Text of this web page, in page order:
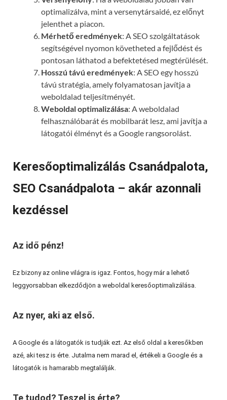
optimalizálva, mint a versenytársaidé, ez előnyt
jelenthet a piacon.
Mérhető eredmények: A SEO szolgáltatások
segítségével nyomon követheted a fejlődést és
pontosan láthatod a befektetésed megtérülését.
Hosszú távú eredmények: A SEO egy hosszú
távú stratégia, amely folyamatosan javítja a
weboldalad teljesítményét.
Weboldal optimalizálása: A weboldalad
felhasználóbarát és mobilbarát lesz, ami javítja a
látogatói élményt és a Google rangsorolást.
Keresőoptimalizálás Csanádpalota,
SEO Csanádpalota – akár azonnali
kezdéssel
Az idő pénz!
Ez bizony az online világra is igaz. Fontos, hogy már a lehető
leggyorsabban elkezdődjön a weboldal keresőoptimalizálása.
Az nyer, aki az első.
A Google és a látogatók is tudják ezt. Az első oldal a keresőkben
azé, aki tesz is érte. Jutalma nem marad el, értékeli a Google és a
látogatók is hamarabb megtalálják.